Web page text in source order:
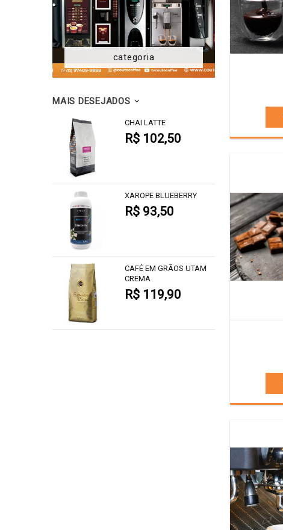
categoria
MAIS DESEJADOS
CHAI LATTE
R$ 102,50
XAROPE BLUEBERRY
R$ 93,50
CAFÉ EM GRÃOS UTAM
CREMA
R$ 119,90